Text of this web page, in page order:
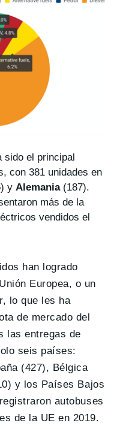
sido el principal
con 381 unidades en
y Alemania(187).
más de la
vendidos el
han logrado
Europea, o un
lo que les ha
de mercado del
las entregas de
seis países:
(427), Bélgica
y los Países Bajos
autobuses
de la UE en 2019.